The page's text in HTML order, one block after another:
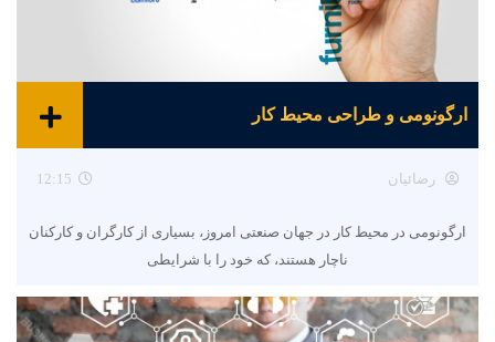
ارگونومی و طراحی محیط کار
رضائیان 12:15
ارگونومی در محیط کار در جهان صنعتی امروز، بسیاری از کارگران و کارکنان
ناچار هستند، که خود را با شرایطی